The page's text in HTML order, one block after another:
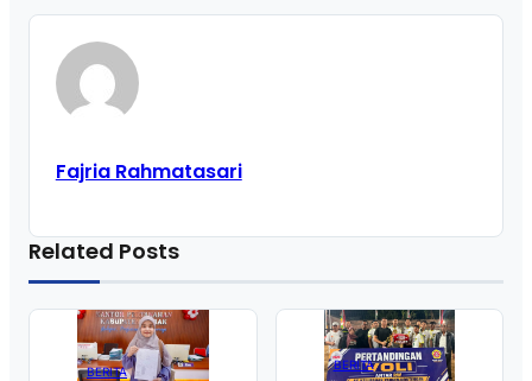
Fajria Rahmatasari
Related Posts
BERITA BERITA